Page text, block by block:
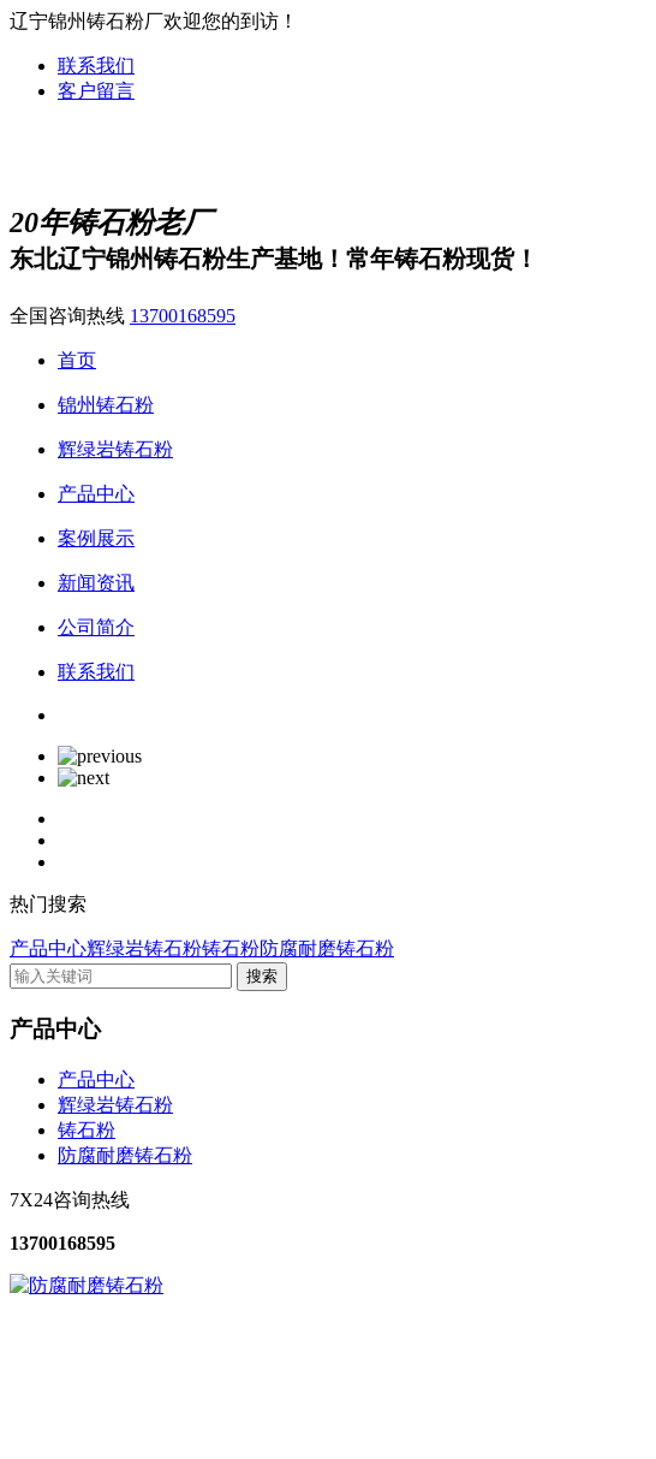
辽宁锦州铸石粉厂欢迎您的到访！
联系我们
客户留言
20年铸石粉老厂
东北辽宁锦州铸石粉生产基地！常年铸石粉现货！
全国咨询热线 13700168595
首页
锦州铸石粉
辉绿岩铸石粉
产品中心
案例展示
新闻资讯
公司简介
联系我们
热门搜索
产品中心辉绿岩铸石粉铸石粉防腐耐磨铸石粉
产品中心
产品中心
辉绿岩铸石粉
铸石粉
防腐耐磨铸石粉
7X24咨询热线
13700168595